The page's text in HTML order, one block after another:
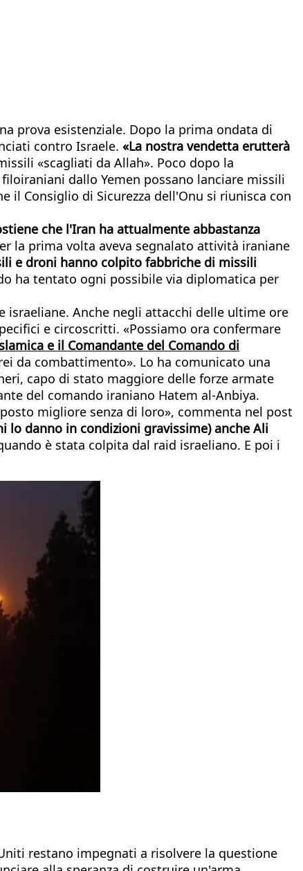
prova esistenziale. Dopo la prima ondata di
contro Israele. «La nostra vendetta erutterà
«scagliati da Allah». Poco dopo la
dallo Yemen possano lanciare missili
il Consiglio di Sicurezza dell'Onu si riunisca con
che l'Iran ha attualmente abbastanza
la prima volta aveva segnalato attività iraniane
e droni hanno colpito fabbriche di missili
ha tentato ogni possibile via diplomatica per
israeliane. Anche negli attacchi delle ultime ore
e circoscritti. «Possiamo ora confermare
e il Comandante del Comando di
da combattimento». Lo ha comunicato una
capo di stato maggiore delle forze armate
del comando iraniano Hatem al-Anbiya.
migliore senza di loro», commenta nel post
lo danno in condizioni gravissime) anche Ali
è stata colpita dal raid israeliano. E poi i
restano impegnati a risolvere la questione